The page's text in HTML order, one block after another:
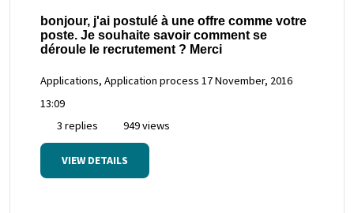
bonjour, j'ai postulé à une offre comme votre
poste. Je souhaite savoir comment se
déroule le recrutement ? Merci
Applications, Application process 17 November, 2016
13:09
3 replies
949 views
VIEW DETAILS